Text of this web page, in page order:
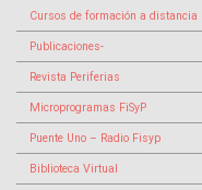
Cursos de formación a distancia
Publicaciones-
Revista Periferias
Microprogramas FiSyP
Puente Uno – Radio Fisyp
Biblioteca Virtual